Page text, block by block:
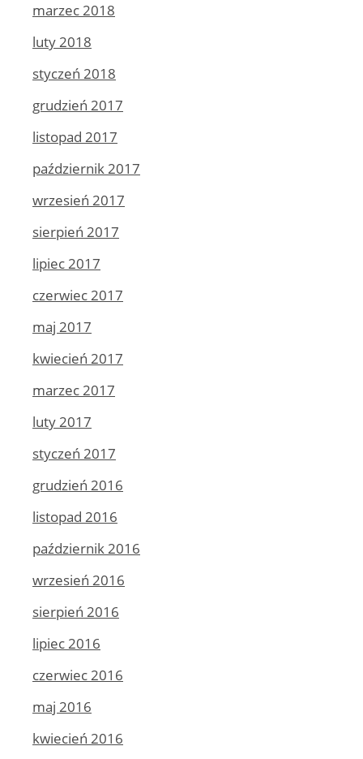
marzec 2018
luty 2018
styczeń 2018
grudzień 2017
listopad 2017
październik 2017
wrzesień 2017
sierpień 2017
lipiec 2017
czerwiec 2017
maj 2017
kwiecień 2017
marzec 2017
luty 2017
styczeń 2017
grudzień 2016
listopad 2016
październik 2016
wrzesień 2016
sierpień 2016
lipiec 2016
czerwiec 2016
maj 2016
kwiecień 2016